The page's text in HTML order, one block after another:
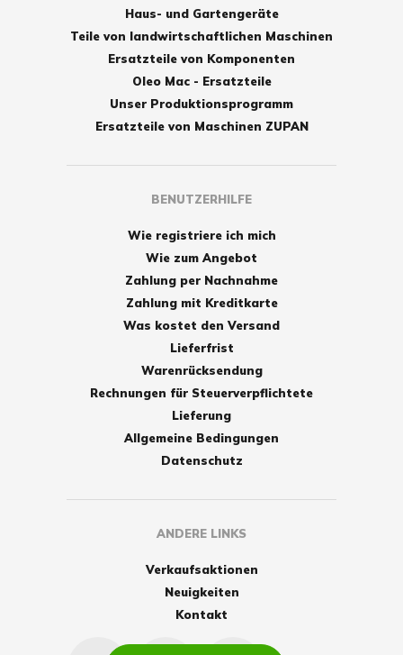
Haus- und Gartengeräte
Teile von landwirtschaftlichen Maschinen
Ersatzteile von Komponenten
Oleo Mac - Ersatzteile
Unser Produktionsprogramm
Ersatzteile von Maschinen ZUPAN
BENUTZERHILFE
Wie registriere ich mich
Wie zum Angebot
Zahlung per Nachnahme
Zahlung mit Kreditkarte
Was kostet den Versand
Lieferfrist
Warenrücksendung
Rechnungen für Steuerverpflichtete
Lieferung
Allgemeine Bedingungen
Datenschutz
ANDERE LINKS
Verkaufsaktionen
Neuigkeiten
Kontakt